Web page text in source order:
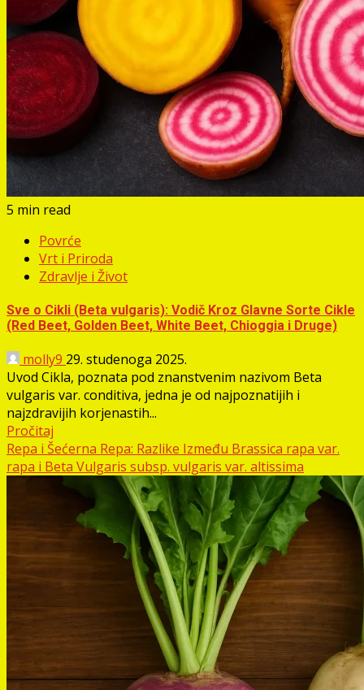
5 min read
Povrće
Vrt i Priroda
Zdravlje i Život
Sve o Cikli (Beta vulgaris): Vodič Kroz Glavne Sorte Cikle
(Red Beet, Golden Beet, White Beet, Chioggia i Druge)
molly9 29. studenoga 2025.
Uvod Cikla, poznata pod znanstvenim nazivom Beta
vulgaris var. conditiva, jedna je od najpoznatijih i
najzdravijih korjenastih...
Pročitaj
Repa i Šećerna Repa: Razlike Između Brassica rapa var.
rapa i Beta Vulgaris subsp. vulgaris var. altissima